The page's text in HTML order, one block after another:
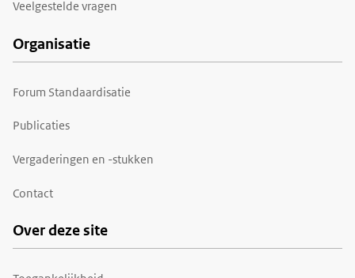
Veelgestelde vragen
Organisatie
Forum Standaardisatie
Publicaties
Vergaderingen en -stukken
Contact
Over deze site